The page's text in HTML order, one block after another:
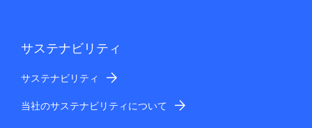
サステナビリティ
サステナビリティ
当社のサステナビリティについて